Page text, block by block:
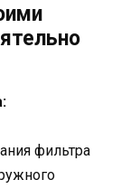
фильтра